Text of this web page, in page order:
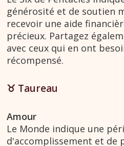
générosité et de soutien
recevoir une aide
précieux. Partagez
avec ceux qui en ont
récompensé.
♉︎ Taureau
Amour
Le Monde indique une
d'accomplissement et de